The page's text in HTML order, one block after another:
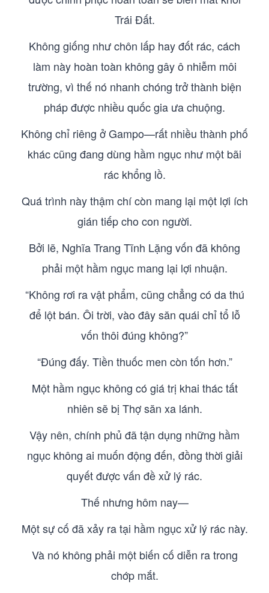
Trái Đất.
Không giống như chôn lấp hay đốt rác, cách
làm này hoàn toàn không gây ô nhiễm môi
trường, vì thế nó nhanh chóng trở thành biện
pháp được nhiều quốc gia ưa chuộng.
Không chỉ riêng ở Gampo—rất nhiều thành phố
khác cũng đang dùng hầm ngục như một bãi
rác khổng lồ.
Quá trình này thậm chí còn mang lại một lợi ích
gián tiếp cho con người.
Bởi lẽ, Nghĩa Trang Tĩnh Lặng vốn đã không
phải một hầm ngục mang lại lợi nhuận.
“Không rơi ra vật phẩm, cũng chẳng có da thú
để lột bán. Ôi trời, vào đây săn quái chỉ tổ lỗ
vốn thôi đúng không?”
“Đúng đấy. Tiền thuốc men còn tốn hơn.”
Một hầm ngục không có giá trị khai thác tất
nhiên sẽ bị Thợ săn xa lánh.
Vậy nên, chính phủ đã tận dụng những hầm
ngục không ai muốn động đến, đồng thời giải
quyết được vấn đề xử lý rác.
Thế nhưng hôm nay—
Một sự cố đã xảy ra tại hầm ngục xử lý rác này.
Và nó không phải một biến cố diễn ra trong
chớp mắt.